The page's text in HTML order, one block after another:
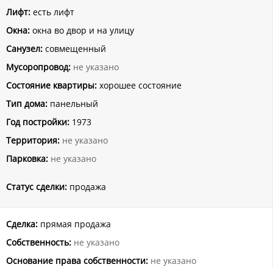
Лифт: есть лифт
Окна: окна во двор и на улицу
Санузел: совмещенный
Мусоропровод: не указано
Состояние квартиры: хорошее состояние
Тип дома: панельный
Год постройки: 1973
Территория: не указано
Парковка: не указано
Статус сделки: продажа
Сделка: прямая продажа
Собственность: не указано
Основание права собственности: не указано